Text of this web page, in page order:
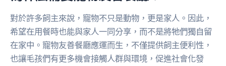
對於許多飼主來說，寵物不只是動物，更是家人。因此，
希望在用餐時也能與家人一同分享，而不是將牠們獨自留
在家中。寵物友善餐廳應運而生，不僅提供飼主便利性，
也讓毛孩們有更多機會接觸人群與環境，促進社會化發